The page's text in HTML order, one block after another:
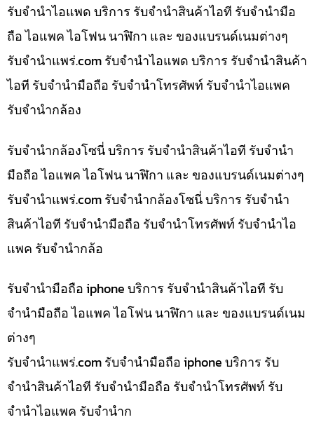
รับจำนำไอแพด บริการ รับจำนำสินค้าไอที รับจำนำมือ
ถือ ไอแพค ไอโฟน นาฬิกา และ ของแบรนด์เนมต่างๆ
รับจํานําแพร่.com รับจำนำไอแพด บริการ รับจำนำสินค้า
ไอที รับจำนำมือถือ รับจำนำโทรศัพท์ รับจำนำไอแพค
รับจำนำกล้อง
รับจำนำกล้องโซนี่ บริการ รับจำนำสินค้าไอที รับจำนำ
มือถือ ไอแพค ไอโฟน นาฬิกา และ ของแบรนด์เนมต่างๆ
รับจํานําแพร่.com รับจำนำกล้องโซนี่ บริการ รับจำนำ
สินค้าไอที รับจำนำมือถือ รับจำนำโทรศัพท์ รับจำนำไอ
แพค รับจำนำกล้อ
รับจำนำมือถือ iphone บริการ รับจำนำสินค้าไอที รับ
จำนำมือถือ ไอแพค ไอโฟน นาฬิกา และ ของแบรนด์เนม
ต่างๆ
รับจํานําแพร่.com รับจำนำมือถือ iphone บริการ รับ
จำนำสินค้าไอที รับจำนำมือถือ รับจำนำโทรศัพท์ รับ
จำนำไอแพค รับจำนำก